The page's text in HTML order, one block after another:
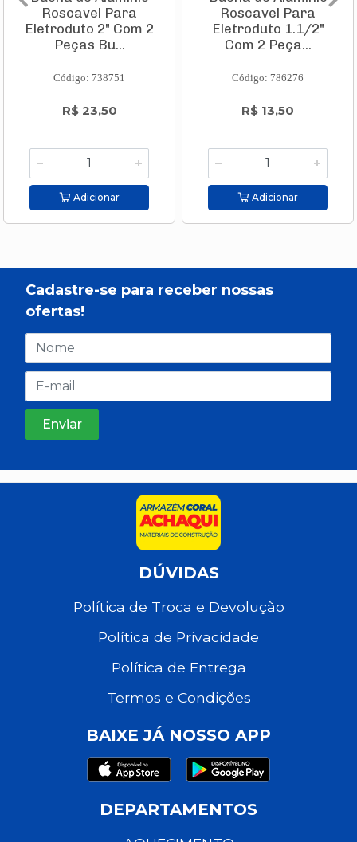
Roscavel Para
Eletroduto 2" Com 2
Peças Bu...
Código: 738751
R$ 23,50
Adicionar
Roscavel Para
Eletroduto 1.1/2"
Com 2 Peça...
Código: 786276
R$ 13,50
Adicionar
Cadastre-se para receber nossas
ofertas!
DÚVIDAS
Política de Troca e Devolução
Política de Privacidade
Política de Entrega
Termos e Condições
BAIXE JÁ NOSSO APP
DEPARTAMENTOS